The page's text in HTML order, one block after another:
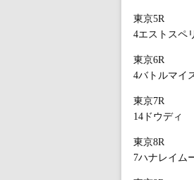
東京5R
4エストスペ
東京6R
4バトルマイ
東京7R
14ドウディ
東京8R
7ハナレイム